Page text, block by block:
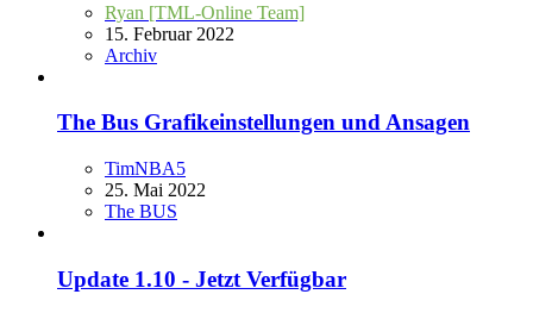
Ryan [TML-Online Team]
15. Februar 2022
Archiv
The Bus Grafikeinstellungen und Ansagen
TimNBA5
25. Mai 2022
The BUS
Update 1.10 - Jetzt Verfügbar